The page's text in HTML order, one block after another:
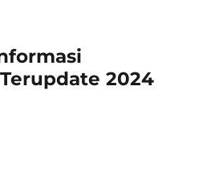
2024